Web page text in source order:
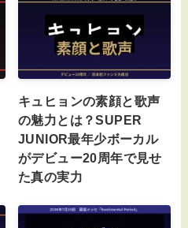
キュヒョンの素顔と歌声
の魅力とは？SUPER
JUNIOR最年少ボーカル
がデビュー20周年で見せ
た真の実力